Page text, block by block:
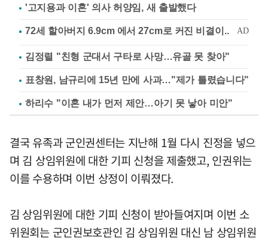
'고지용과 이혼' 의사 허양임, 새 출발했다
김정렬 "친형 군대서 구타로 사망…유골 못 찾아"
표창원, 남규리에 15년 만에 사과…"제가 틀렸습니다"
하리수 "이혼 내가 먼저 제안…아기 못 낳아 미안"
결국 유족과 군인권센터는 지난해 1월 다시 진정을 넣으
며 김 상임위원에 대한 기피 신청을 제출했고, 인권위는
이를 수용하며 이번 상정이 이뤄졌다.
김 상임위원에 대한 기피 신청이 받아들여지며 이번 소
위원회는 군인권보호관인 김 상임위원 대신 남 상임위원